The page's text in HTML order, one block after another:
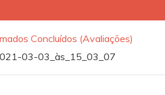
Concluídos (Avaliações)
03-03_às_15_03_07